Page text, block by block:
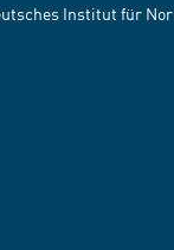
Institut für